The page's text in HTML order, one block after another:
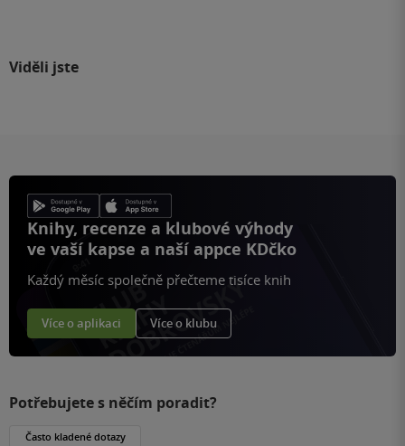
Viděli jste
Knihy, recenze a klubové výhody
ve vaší kapse a naší appce KDčko
Každý měsíc společně přečteme tisíce knih
Více o aplikaci Více o klubu
Potřebujete s něčím poradit?
Často kladené dotazy